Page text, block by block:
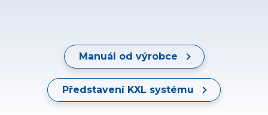
Manuál od výrobce
Představení KXL systému